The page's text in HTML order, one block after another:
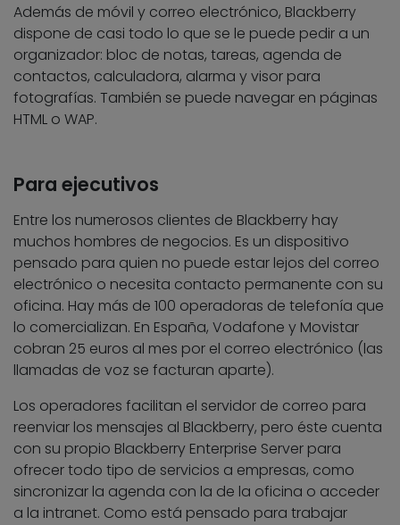
Además de móvil y correo electrónico, Blackberry
dispone de casi todo lo que se le puede pedir a un
organizador: bloc de notas, tareas, agenda de
contactos, calculadora, alarma y visor para
fotografías. También se puede navegar en páginas
HTML o WAP.
Para ejecutivos
Entre los numerosos clientes de Blackberry hay
muchos hombres de negocios. Es un dispositivo
pensado para quien no puede estar lejos del correo
electrónico o necesita contacto permanente con su
oficina. Hay más de 100 operadoras de telefonía que
lo comercializan. En España, Vodafone y Movistar
cobran 25 euros al mes por el correo electrónico (las
llamadas de voz se facturan aparte).
Los operadores facilitan el servidor de correo para
reenviar los mensajes al Blackberry, pero éste cuenta
con su propio Blackberry Enterprise Server para
ofrecer todo tipo de servicios a empresas, como
sincronizar la agenda con la de la oficina o acceder
a la intranet. Como está pensado para trabajar